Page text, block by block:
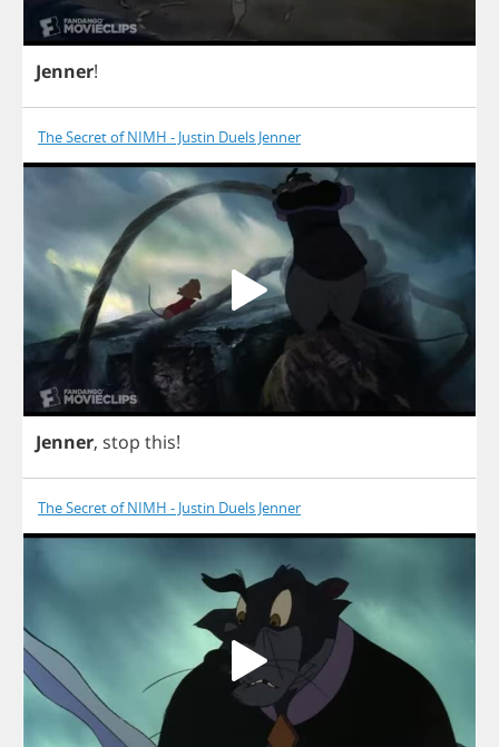
Jenner!
The Secret of NIMH - Justin Duels Jenner
Jenner, stop this!
The Secret of NIMH - Justin Duels Jenner